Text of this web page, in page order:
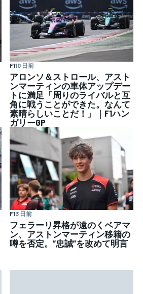
F110 日前
アロンソ＆ストロール、アスト
ンマーティンの車体アップデー
トに満足「周りのライバルと互
角に戦うことができた。なんて
素晴らしいことだ！」｜F1ハン
ガリーGP
F13 日前
フェラーリ昇格が遠のくベアマ
ン、アストンマーティン移籍の
噂を否定。”忠誠”を改めて明言